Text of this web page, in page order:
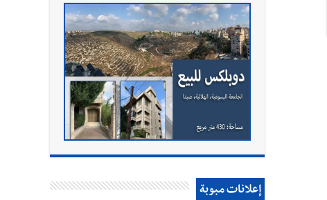
إعلانات مبوبة